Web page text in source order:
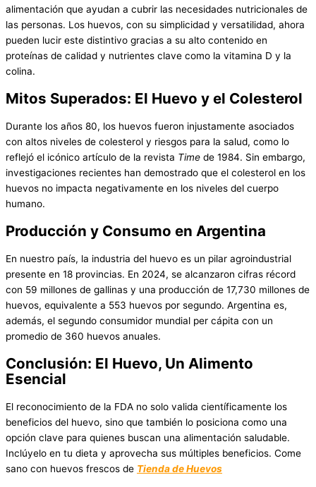
alimentación que ayudan a cubrir las necesidades nutricionales de
las personas. Los huevos, con su simplicidad y versatilidad, ahora
pueden lucir este distintivo gracias a su alto contenido en
proteínas de calidad y nutrientes clave como la vitamina D y la
colina.
Mitos Superados: El Huevo y el Colesterol
Durante los años 80, los huevos fueron injustamente asociados
con altos niveles de colesterol y riesgos para la salud, como lo
reflejó el icónico artículo de la revista Time de 1984. Sin embargo,
investigaciones recientes han demostrado que el colesterol en los
huevos no impacta negativamente en los niveles del cuerpo
humano.
Producción y Consumo en Argentina
En nuestro país, la industria del huevo es un pilar agroindustrial
presente en 18 provincias. En 2024, se alcanzaron cifras récord
con 59 millones de gallinas y una producción de 17,730 millones de
huevos, equivalente a 553 huevos por segundo. Argentina es,
además, el segundo consumidor mundial per cápita con un
promedio de 360 huevos anuales.
Conclusión: El Huevo, Un Alimento
Esencial
El reconocimiento de la FDA no solo valida científicamente los
beneficios del huevo, sino que también lo posiciona como una
opción clave para quienes buscan una alimentación saludable.
Inclúyelo en tu dieta y aprovecha sus múltiples beneficios. Come
sano con huevos frescos de Tienda de Huevos